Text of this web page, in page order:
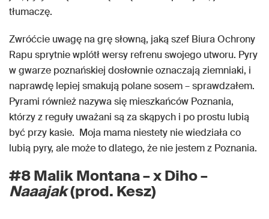
tłumaczę.
Zwróćcie uwagę na grę słowną, jaką szef Biura Ochrony
Rapu sprytnie wplótł wersy refrenu swojego utworu. Pyry
w gwarze poznańskiej dosłownie oznaczają ziemniaki, i
naprawdę lepiej smakują polane sosem – sprawdzałem.
Pyrami również nazywa się mieszkańców Poznania,
którzy z reguły uważani są za skąpych i po prostu lubią
być przy kasie. Moja mama niestety nie wiedziała co
lubią pyry, ale może to dlatego, że nie jestem z Poznania.
#8 Malik Montana – x Diho –
Naaajak(prod. Kesz)